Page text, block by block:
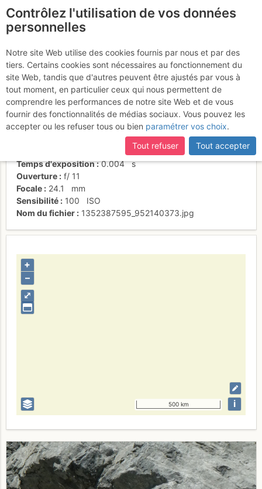
Et encore Steph...
Activités
Date/heure
6 oct. 2012 10:38
Contributeur
Alexandre George
individuel (CC by-nc-nd)
Panasonic DMC-TZ5
Temps d'exposition
0.004 s
Ouverture
f/ 11
Focale
24.1
mm
Sensibilité
100
ISO
Nom du fichier
1352387595_952140373.jpg
⤢
+
–
500 km i
Contrôlez l'utilisation de vos données
personnelles
Notre site Web utilise des cookies fournis par nous et par des
tiers. Certains cookies sont nécessaires au fonctionnement du
site Web, tandis que d'autres peuvent être ajustés par vous à
tout moment, en particulier ceux qui nous permettent de
comprendre les performances de notre site Web et de vous
fournir des fonctionnalités de médias sociaux. Vous pouvez les
accepter ou les refuser tous ou bien paramétrer vos choix.
Tout refuser
Tout accepter